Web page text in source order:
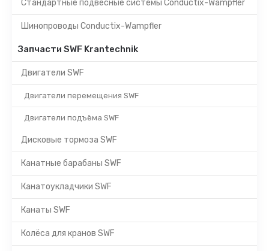
Стандартные подвесные системы Conductix-Wampfler
Шинопроводы Conductix-Wampfler
Запчасти SWF Krantechnik
Двигатели SWF
Двигатели перемещения SWF
Двигатели подъёма SWF
Дисковые тормоза SWF
Канатные барабаны SWF
Канатоукладчики SWF
Канаты SWF
Колёса для кранов SWF